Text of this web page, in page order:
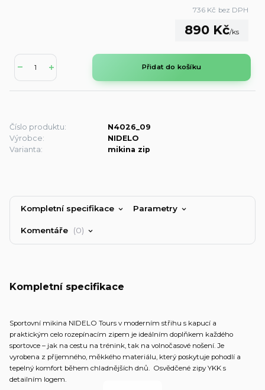
890 Kč/ks
736 Kč bez DPH
Přidat do košíku
Číslo produktu:
N4026_09
Výrobce:
NIDELO
Varianta:
mikina zip
Kompletní specifikace Parametry
Komentáře 0
Kompletní specifikace
Sportovní mikina NIDELO Tours v moderním střihu s kapucí a
praktickým celo rozepínacím zipem je ideálním doplňkem každého
sportovce – jak na cestu na trénink, tak na volnočasové nošení. Je
vyrobena z příjemného, měkkého materiálu, který poskytuje pohodlí a
tepelný komfort během chladnějších dnů. Osvědčené zipy YKK s
detailním logem.